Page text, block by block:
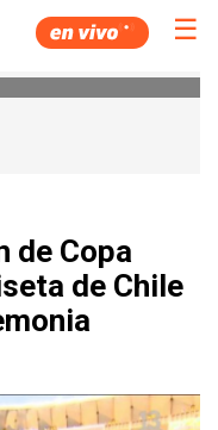
☰
de Copa
de Chile